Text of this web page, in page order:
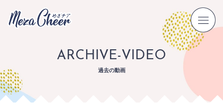
ARCHIVE-VIDEO
過去の動画